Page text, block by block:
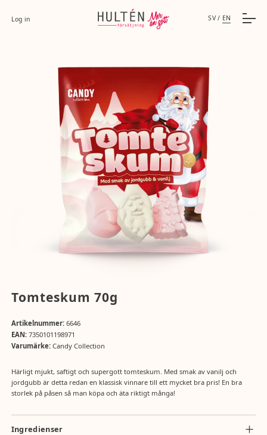
Log in SV / EN
Tomteskum 70g
Artikelnummer:6646
EAN:7350101198971
Varumärke:Candy Collection
Härligt mjukt, saftigt och supergott tomteskum. Med smak av vanilj och
jordgubb är detta redan en klassisk vinnare till ett mycket bra pris! En bra
storlek på påsen så man köpa och äta riktigt många!
Ingredienser